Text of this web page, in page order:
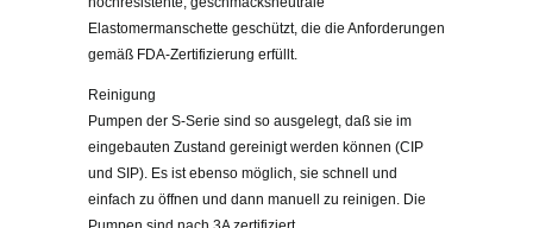
Elastomermanschette geschützt, die die Anforderungen
gemäß FDA-Zertifizierung erfüllt.
Reinigung
Pumpen der S-Serie sind so ausgelegt, daß sie im
eingebauten Zustand gereinigt werden können (CIP
und SIP). Es ist ebenso möglich, sie schnell und
einfach zu öffnen und dann manuell zu reinigen. Die